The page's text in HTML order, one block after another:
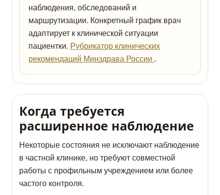
наблюдения, обследований и
маршрутизации. Конкретный график врач
адаптирует к клинической ситуации
пациентки. Рубрикатор клинических
рекомендаций Минздрава России .
Когда требуется
расширенное наблюдение
Некоторые состояния не исключают наблюдение
в частной клинике, но требуют совместной
работы с профильным учреждением или более
частого контроля.